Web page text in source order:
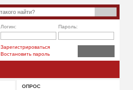
Логин: Пароль:
Зарегистрироваться
Востановить пароль
ОПРОС